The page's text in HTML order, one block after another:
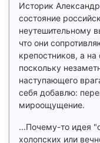
Историк
состояние
неутешительному
что они
крепостников, а
поскольку
наступающего
себя добавлю:
мироощущение.
...Почему-то идея
холопских или